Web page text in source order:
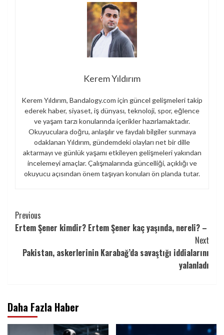
Kerem Yıldırım
Kerem Yıldırım, Bandalogy.com için güncel gelişmeleri takip
ederek haber, siyaset, iş dünyası, teknoloji, spor, eğlence
ve yaşam tarzı konularında içerikler hazırlamaktadır.
Okuyuculara doğru, anlaşılır ve faydalı bilgiler sunmaya
odaklanan Yıldırım, gündemdeki olayları net bir dille
aktarmayı ve günlük yaşamı etkileyen gelişmeleri yakından
incelemeyi amaçlar. Çalışmalarında güncelliği, açıklığı ve
okuyucu açısından önem taşıyan konuları ön planda tutar.
Continue
Reading
Previous
Ertem Şener kimdir? Ertem Şener kaç yaşında, nereli? –
Next
Pakistan, askerlerinin Karabağ’da savaştığı iddialarını
yalanladı
Daha Fazla Haber